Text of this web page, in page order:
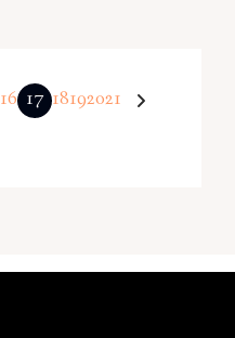
16 17 18192021